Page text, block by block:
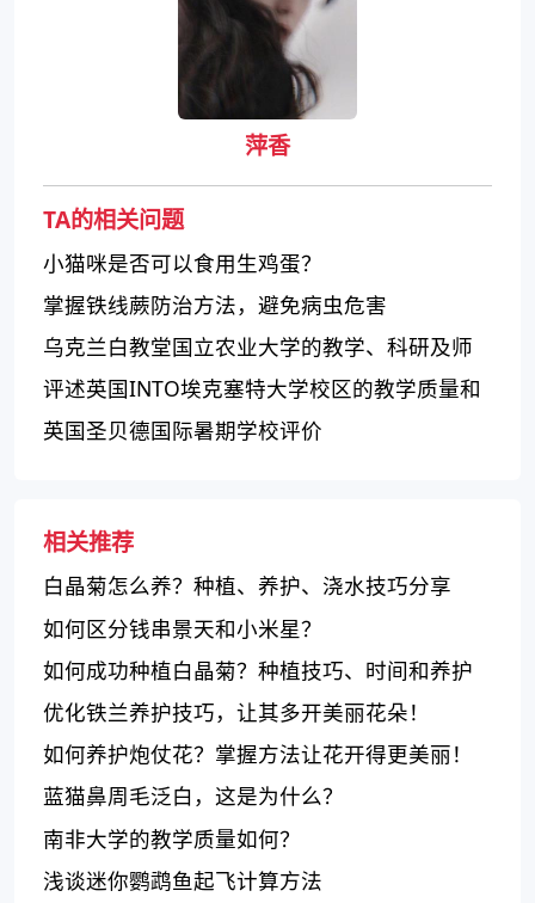
萍香
TA的相关问题
小猫咪是否可以食用生鸡蛋？
掌握铁线蕨防治方法，避免病虫危害
乌克兰白教堂国立农业大学的教学、科研及师
资评价
评述英国INTO埃克塞特大学校区的教学质量和
校园设施
英国圣贝德国际暑期学校评价
相关推荐
白晶菊怎么养？种植、养护、浇水技巧分享
如何区分钱串景天和小米星？
如何成功种植白晶菊？种植技巧、时间和养护
方法需知！
优化铁兰养护技巧，让其多开美丽花朵！
如何养护炮仗花？掌握方法让花开得更美丽！
蓝猫鼻周毛泛白，这是为什么？
南非大学的教学质量如何？
浅谈迷你鹦鹉鱼起飞计算方法